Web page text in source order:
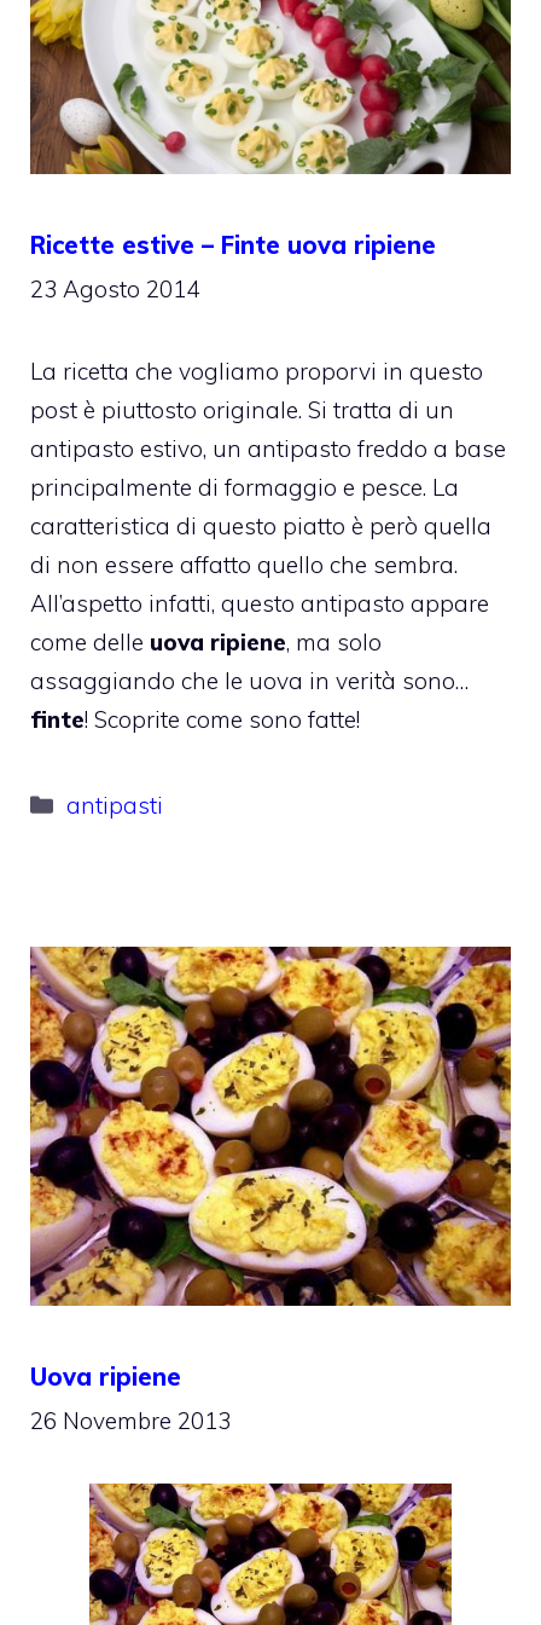
Ricette estive – Finte uova ripiene
23 Agosto 2014
La ricetta che vogliamo proporvi in questo
post è piuttosto originale. Si tratta di un
antipasto estivo, un antipasto freddo a base
principalmente di formaggio e pesce. La
caratteristica di questo piatto è però quella
di non essere affatto quello che sembra.
All’aspetto infatti, questo antipasto appare
come delle uova ripiene, ma solo
assaggiando che le uova in verità sono…
finte! Scoprite come sono fatte!
Categorie
antipasti
Uova ripiene
26 Novembre 2013